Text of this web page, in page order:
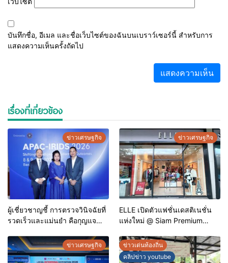
บันทึกชื่อ, อีเมล และชื่อเว็บไซต์ของฉันบนเบราว์เซอร์นี้ สำหรับการ
แสดงความเห็นครั้งถัดไป
เรื่องที่เกี่ยวข้อง
ข่าวเศรษฐกิจ
ผู้เชี่ยวชาญชี้ การตรวจวินิจฉัยที่
รวดเร็วและแม่นยำ คือกุญแจ
ประเทศไทย
ข่าวเศรษฐกิจ
ELLE เปิดตัวแฟชั่นเดสติเนชั่น
แห่งใหม่ @ Siam Premium
ดีลพิเศษลดสูงสุด 70%
ข่าวเศรษฐกิจ
ข่าวเด่นท้องถิ่น
คลิปข่าว youtube